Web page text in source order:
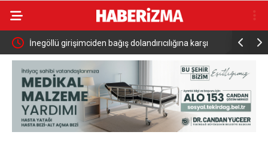
İnegöllü girişimciden bağış dolandırıcılığına karşı
dijital çözüm: “Askıda”
Başkan